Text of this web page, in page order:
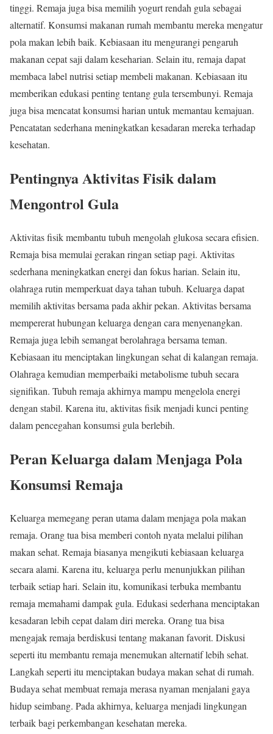
tinggi. Remaja juga bisa memilih yogurt rendah gula sebagai
alternatif. Konsumsi makanan rumah membantu mereka mengatur
pola makan lebih baik. Kebiasaan itu mengurangi pengaruh
makanan cepat saji dalam keseharian. Selain itu, remaja dapat
membaca label nutrisi setiap membeli makanan. Kebiasaan itu
memberikan edukasi penting tentang gula tersembunyi. Remaja
juga bisa mencatat konsumsi harian untuk memantau kemajuan.
Pencatatan sederhana meningkatkan kesadaran mereka terhadap
kesehatan.
Pentingnya Aktivitas Fisik dalam
Mengontrol Gula
Aktivitas fisik membantu tubuh mengolah glukosa secara efisien.
Remaja bisa memulai gerakan ringan setiap pagi. Aktivitas
sederhana meningkatkan energi dan fokus harian. Selain itu,
olahraga rutin memperkuat daya tahan tubuh. Keluarga dapat
memilih aktivitas bersama pada akhir pekan. Aktivitas bersama
mempererat hubungan keluarga dengan cara menyenangkan.
Remaja juga lebih semangat berolahraga bersama teman.
Kebiasaan itu menciptakan lingkungan sehat di kalangan remaja.
Olahraga kemudian memperbaiki metabolisme tubuh secara
signifikan. Tubuh remaja akhirnya mampu mengelola energi
dengan stabil. Karena itu, aktivitas fisik menjadi kunci penting
dalam pencegahan konsumsi gula berlebih.
Peran Keluarga dalam Menjaga Pola
Konsumsi Remaja
Keluarga memegang peran utama dalam menjaga pola makan
remaja. Orang tua bisa memberi contoh nyata melalui pilihan
makan sehat. Remaja biasanya mengikuti kebiasaan keluarga
secara alami. Karena itu, keluarga perlu menunjukkan pilihan
terbaik setiap hari. Selain itu, komunikasi terbuka membantu
remaja memahami dampak gula. Edukasi sederhana menciptakan
kesadaran lebih cepat dalam diri mereka. Orang tua bisa
mengajak remaja berdiskusi tentang makanan favorit. Diskusi
seperti itu membantu remaja menemukan alternatif lebih sehat.
Langkah seperti itu menciptakan budaya makan sehat di rumah.
Budaya sehat membuat remaja merasa nyaman menjalani gaya
hidup seimbang. Pada akhirnya, keluarga menjadi lingkungan
terbaik bagi perkembangan kesehatan mereka.